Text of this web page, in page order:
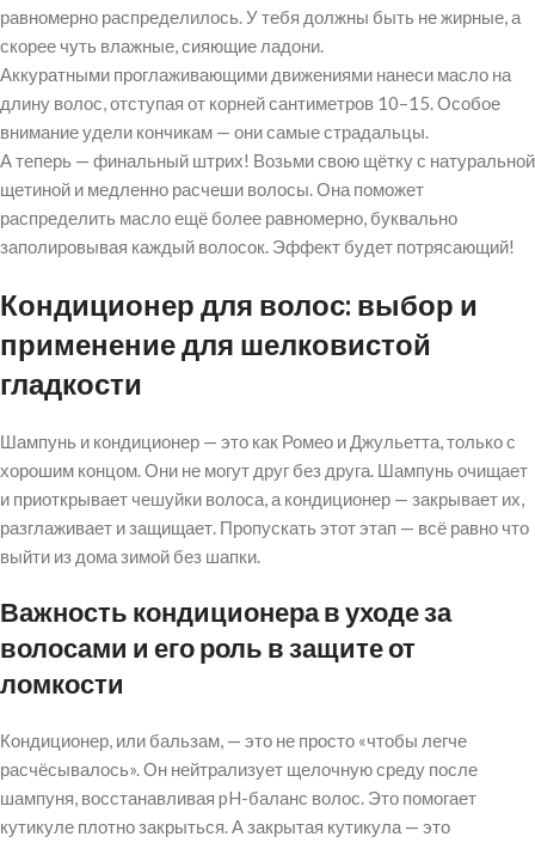
равномерно распределилось. У тебя должны быть не жирные, а
скорее чуть влажные, сияющие ладони.
Аккуратными проглаживающими движениями нанеси масло на
длину волос, отступая от корней сантиметров 10–15. Особое
внимание удели кончикам — они самые страдальцы.
А теперь — финальный штрих! Возьми свою щётку с натуральной
щетиной и медленно расчеши волосы. Она поможет
распределить масло ещё более равномерно, буквально
заполировывая каждый волосок. Эффект будет потрясающий!
Кондиционер для волос: выбор и
применение для шелковистой
гладкости
Шампунь и кондиционер — это как Ромео и Джульетта, только с
хорошим концом. Они не могут друг без друга. Шампунь очищает
и приоткрывает чешуйки волоса, а кондиционер — закрывает их,
разглаживает и защищает. Пропускать этот этап — всё равно что
выйти из дома зимой без шапки.
Важность кондиционера в уходе за
волосами и его роль в защите от
ломкости
Кондиционер, или бальзам, — это не просто «чтобы легче
расчёсывалось». Он нейтрализует щелочную среду после
шампуня, восстанавливая pH-баланс волос. Это помогает
кутикуле плотно закрыться. А закрытая кутикула — это